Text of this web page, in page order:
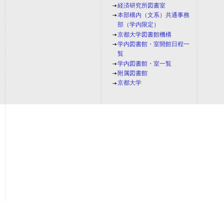
経済研究所図書室
本部構内（文系）共通事務
部（学内限定）
京都大学図書館機構
学内図書館・室開館日程一
覧
学内図書館・室一覧
附属図書館
京都大学